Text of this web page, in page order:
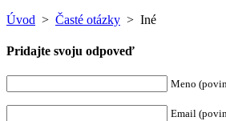
Úvod > Časté otázky > Iné
Pridajte svoju odpoveď
Meno
Email